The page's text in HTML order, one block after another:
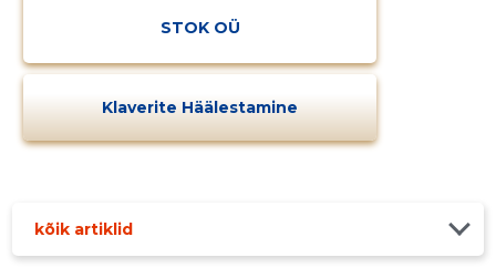
STOK OÜ
Klaverite Häälestamine
kõik artiklid